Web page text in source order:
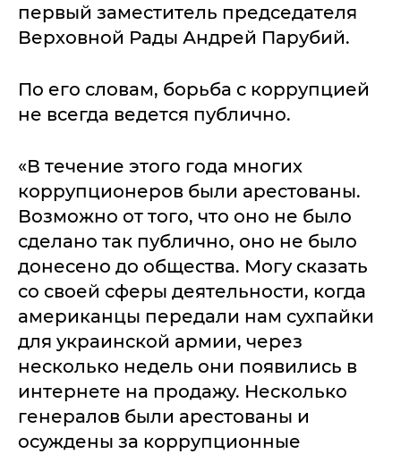
первый заместитель председателя
Верховной Рады Андрей Парубий.
По его словам, борьба с коррупцией
не всегда ведется публично.
«В течение этого года многих
коррупционеров были арестованы.
Возможно от того, что оно не было
сделано так публично, оно не было
донесено до общества. Могу сказать
со своей сферы деятельности, когда
американцы передали нам сухпайки
для украинской армии, через
несколько недель они появились в
интернете на продажу. Несколько
генералов были арестованы и
осуждены за коррупционные